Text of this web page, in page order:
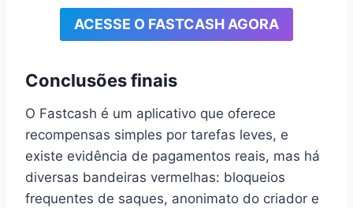
ACESSE O FASTCASH AGORA
Conclusões finais
O Fastcash é um aplicativo que oferece
recompensas simples por tarefas leves, e
existe evidência de pagamentos reais, mas há
diversas bandeiras vermelhas: bloqueios
frequentes de saques, anonimato do criador e